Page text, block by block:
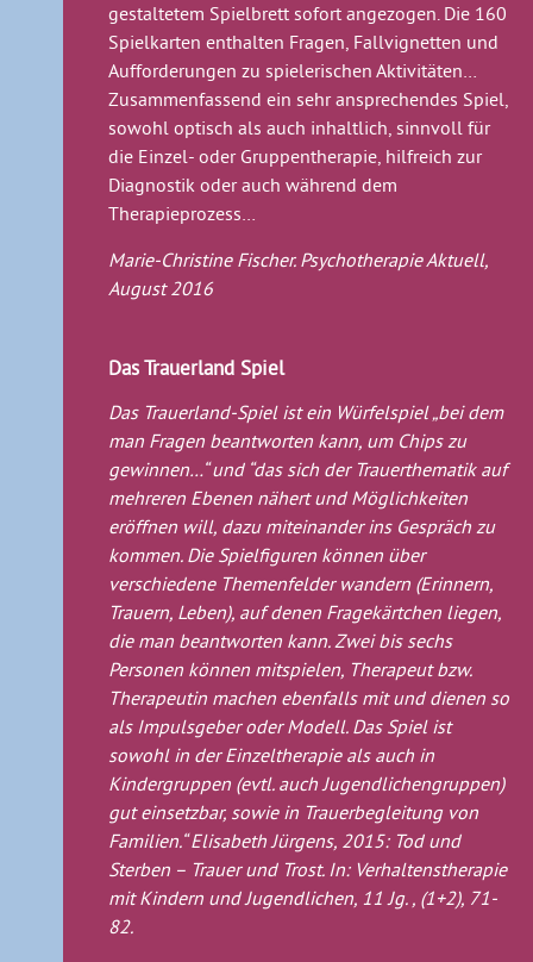
gestaltetem Spielbrett sofort angezogen. Die 160
Spielkarten enthalten Fragen, Fallvignetten und
Aufforderungen zu spielerischen Aktivitäten…
Zusammenfassend ein sehr ansprechendes Spiel,
sowohl optisch als auch inhaltlich, sinnvoll für
die Einzel- oder Gruppentherapie, hilfreich zur
Diagnostik oder auch während dem
Therapieprozess…
Marie-Christine Fischer. Psychotherapie Aktuell,
August 2016
Das Trauerland Spiel
Das Trauerland-Spiel ist ein Würfelspiel „bei dem
man Fragen beantworten kann, um Chips zu
gewinnen…“ und “das sich der Trauerthematik auf
mehreren Ebenen nähert und Möglichkeiten
eröffnen will, dazu miteinander ins Gespräch zu
kommen. Die Spielfiguren können über
verschiedene Themenfelder wandern (Erinnern,
Trauern, Leben), auf denen Fragekärtchen liegen,
die man beantworten kann. Zwei bis sechs
Personen können mitspielen, Therapeut bzw.
Therapeutin machen ebenfalls mit und dienen so
als Impulsgeber oder Modell. Das Spiel ist
sowohl in der Einzeltherapie als auch in
Kindergruppen (evtl. auch Jugendlichengruppen)
gut einsetzbar, sowie in Trauerbegleitung von
Familien.“ Elisabeth Jürgens, 2015: Tod und
Sterben – Trauer und Trost. In: Verhaltenstherapie
mit Kindern und Jugendlichen, 11 Jg. , (1+2), 71-
82.